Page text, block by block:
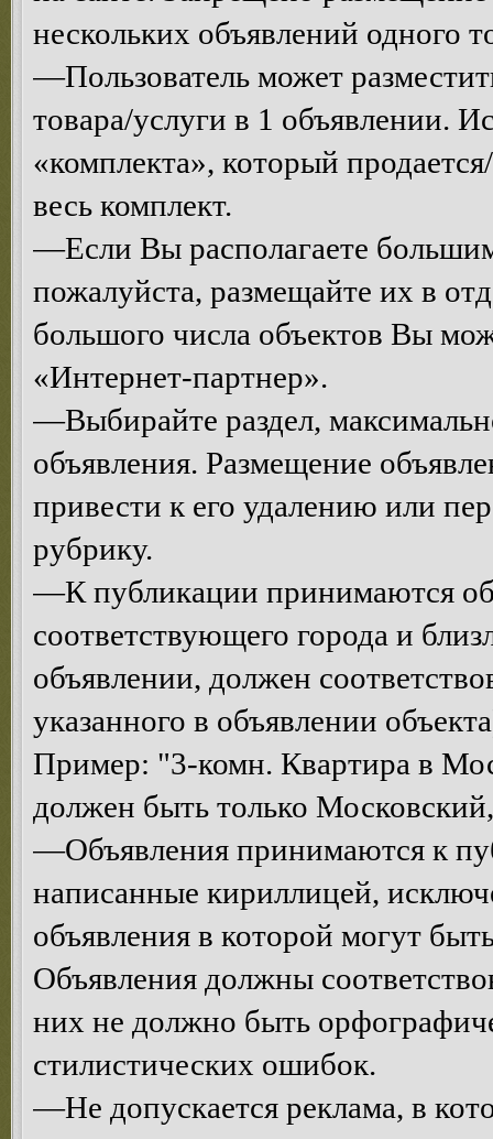
нескольких объявлений одного
—Пользователь может
товара/услуги в 1 объявлении.
«комплекта», который
весь комплект.
—Если Вы располагаете
пожалуйста, размещайте их в
большого числа объектов Вы
«Интернет-партнер».
—Выбирайте раздел,
объявления. Размещение
привести к его удалению или
рубрику.
—К публикации принимаются
соответствующего города и
объявлении, должен
указанного в объявлении
Пример: "3-комн. Квартира в
должен быть только
—Объявления принимаются к
написанные кириллицей,
объявления в которой могут
Объявления должны
них не должно быть
стилистических ошибок.
—Не допускается реклама, в